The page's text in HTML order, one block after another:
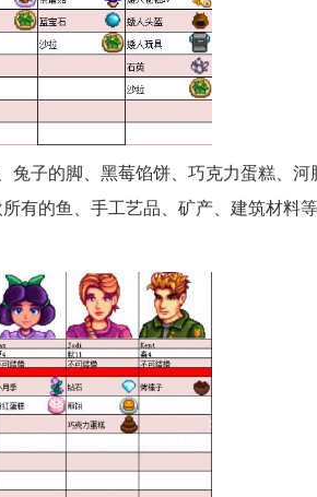
兔子的脚、黑莓馅饼、巧克力蛋糕、河
有的鱼、手工艺品、矿产、建筑材料